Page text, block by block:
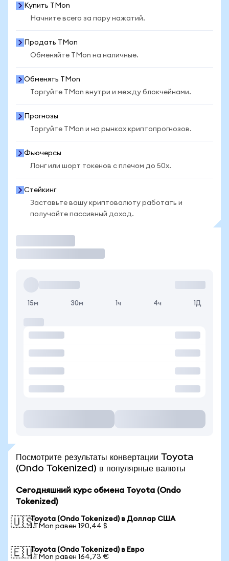
Купить TMon
Начните всего за пару нажатий.
Продать TMon
Обменяйте TMon на наличные.
Обменять TMon
Торгуйте TMon внутри и между блокчейнами.
Прогнозы
Торгуйте TMon и на рынках криптопрогнозов.
Фьючерсы
Лонг или шорт токенов с плечом до 50x.
Стейкинг
Заставьте вашу криптовалюту работать и
получайте пассивный доход.
15м 30м 1ч 4ч 1Д
Посмотрите результаты конвертации Toyota
(Ondo Tokenized) в популярные валюты
Сегодняшний курс обмена Toyota (Ondo
Tokenized)
🇺🇸Toyota (Ondo Tokenized) в Доллар США
1 TMon равен 190,44 $
🇪🇺Toyota (Ondo Tokenized) в Евро
1 TMon равен 164,73 €